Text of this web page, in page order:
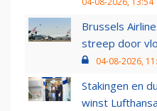
Brussels
streep door
04-08-2026,
Stakingen en
winst